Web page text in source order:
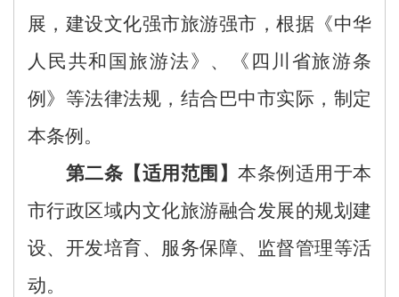
展， 建设文化强市旅游强市，根据《中华
人民共和国旅游法》 、
《四川省旅游条
例》 等法律法规，结合巴中市实际，制定
本条例。
第二条【适用范围】本条例 适用于本
市行政区域内文化旅游融合发展的规划建
设、 开发培育、服务保障、监督管理等活
动。